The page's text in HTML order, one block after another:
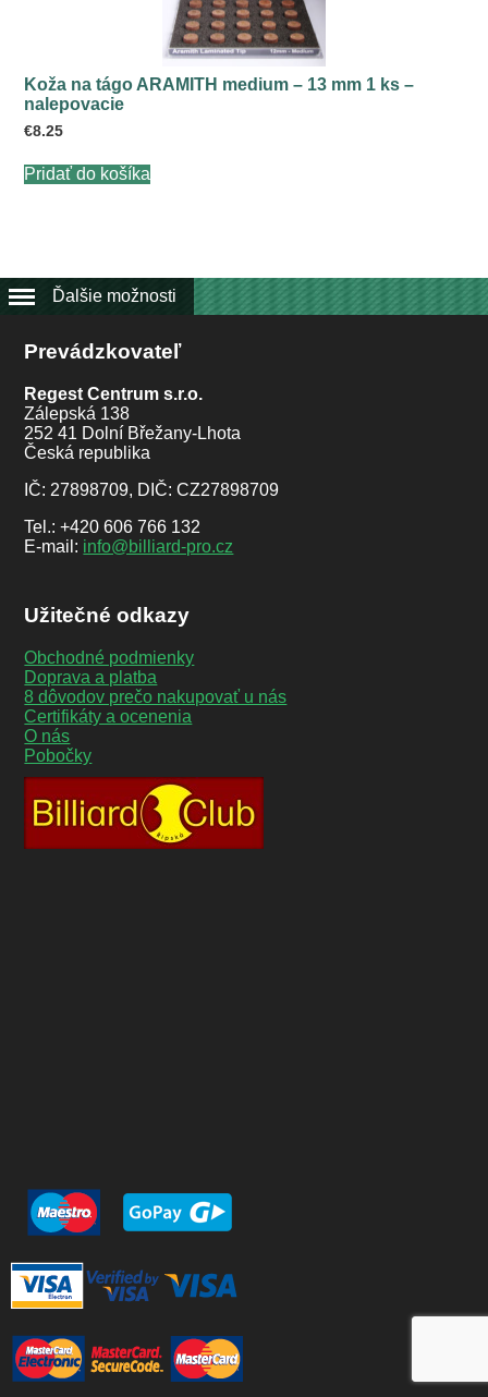
Koža na tágo ARAMITH medium – 13 mm 1 ks –
nalepovacie
€8.25
Pridať do košíka
Ďalšie možnosti
Prevádzkovateľ
Regest Centrum s.r.o.
Zálepská 138
252 41 Dolní Břežany-Lhota
Česká republika
IČ: 27898709, DIČ: CZ27898709
Tel.: +420 606 766 132
E-mail: info@billiard-pro.cz
Užitečné odkazy
Obchodné podmienky
Doprava a platba
8 dôvodov prečo nakupovať u nás
Certifikáty a ocenenia
O nás
Pobočky